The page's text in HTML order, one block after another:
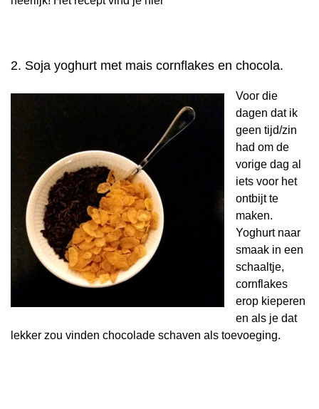
2. Soja yoghurt met mais cornflakes en chocola.
Voor die
dagen dat ik
geen tijd/zin
had om de
vorige dag al
iets voor het
ontbijt te
maken.
Yoghurt naar
smaak in een
schaaltje,
cornflakes
erop kieperen
en als je dat
lekker zou vinden chocolade schaven als toevoeging.